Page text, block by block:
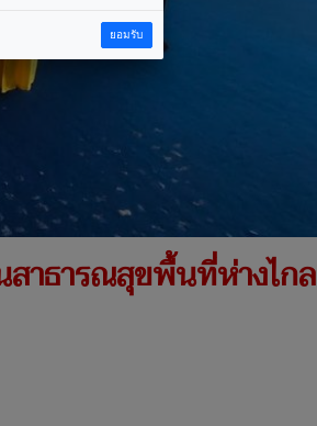
าธารณสุขพื้นที่ห่างไกล
ยอมรับ